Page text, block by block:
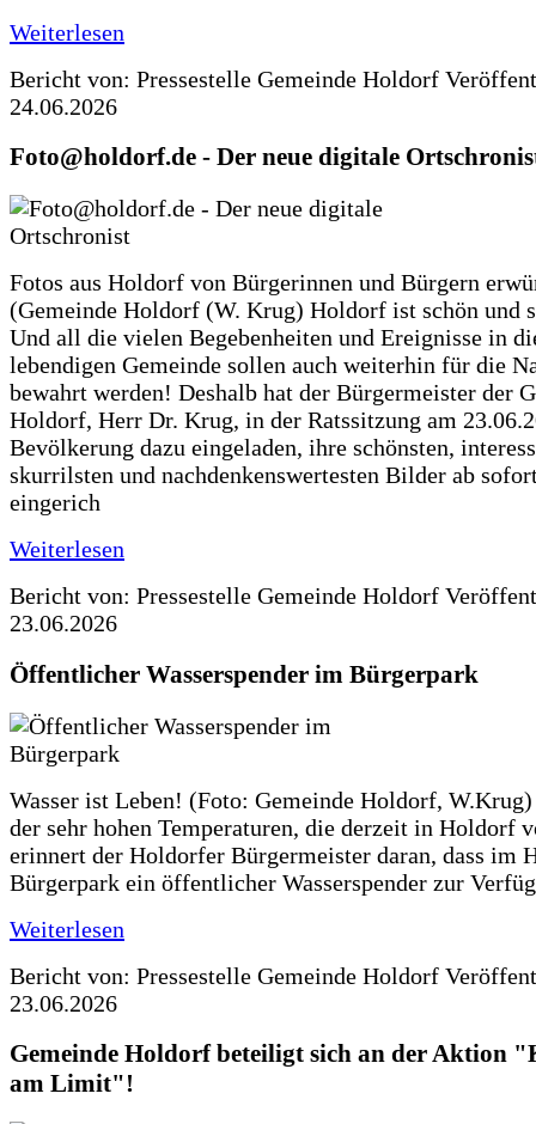
Weiterlesen
Bericht von: Pressestelle Gemeinde Holdorf
24.06.2026
Foto@holdorf.de - Der neue digitale
Fotos aus Holdorf von Bürgerinnen und Bürgern
(Gemeinde Holdorf (W. Krug) Holdorf ist schön und
Und all die vielen Begebenheiten und Ereignisse in
lebendigen Gemeinde sollen auch weiterhin für die
bewahrt werden! Deshalb hat der Bürgermeister der
Holdorf, Herr Dr. Krug, in der Ratssitzung am
Bevölkerung dazu eingeladen, ihre schönsten,
skurrilsten und nachdenkenswertesten Bilder ab
eingerich
Weiterlesen
Bericht von: Pressestelle Gemeinde Holdorf
23.06.2026
Öffentlicher Wasserspender im Bürgerpark
Wasser ist Leben! (Foto: Gemeinde Holdorf,
der sehr hohen Temperaturen, die derzeit in Holdorf
erinnert der Holdorfer Bürgermeister daran, dass im
Bürgerpark ein öffentlicher Wasserspender zur
Weiterlesen
Bericht von: Pressestelle Gemeinde Holdorf
23.06.2026
Gemeinde Holdorf beteiligt sich an der Aktion
am Limit"!